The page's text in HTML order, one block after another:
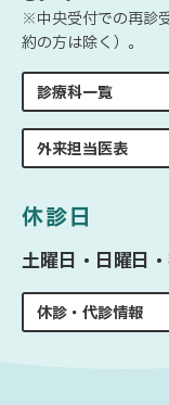
※中央受付での再診
約の方は除く）。
診療科一覧
外来担当医表
休診日
土曜日・日曜日
休診・代診情報